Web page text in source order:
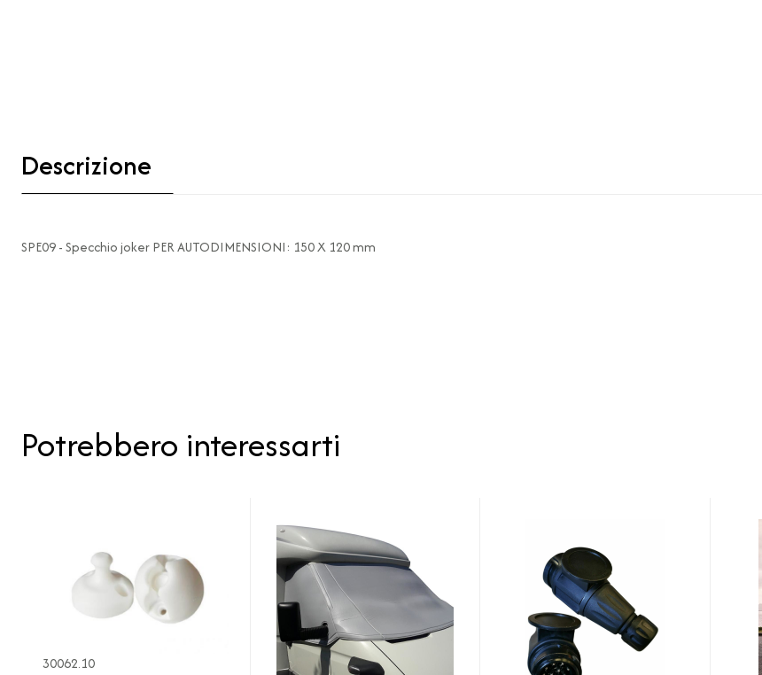
Descrizione
SPE09 - Specchio joker PER AUTODIMENSIONI: 150 X 120 mm
Potrebbero interessarti
30062.10